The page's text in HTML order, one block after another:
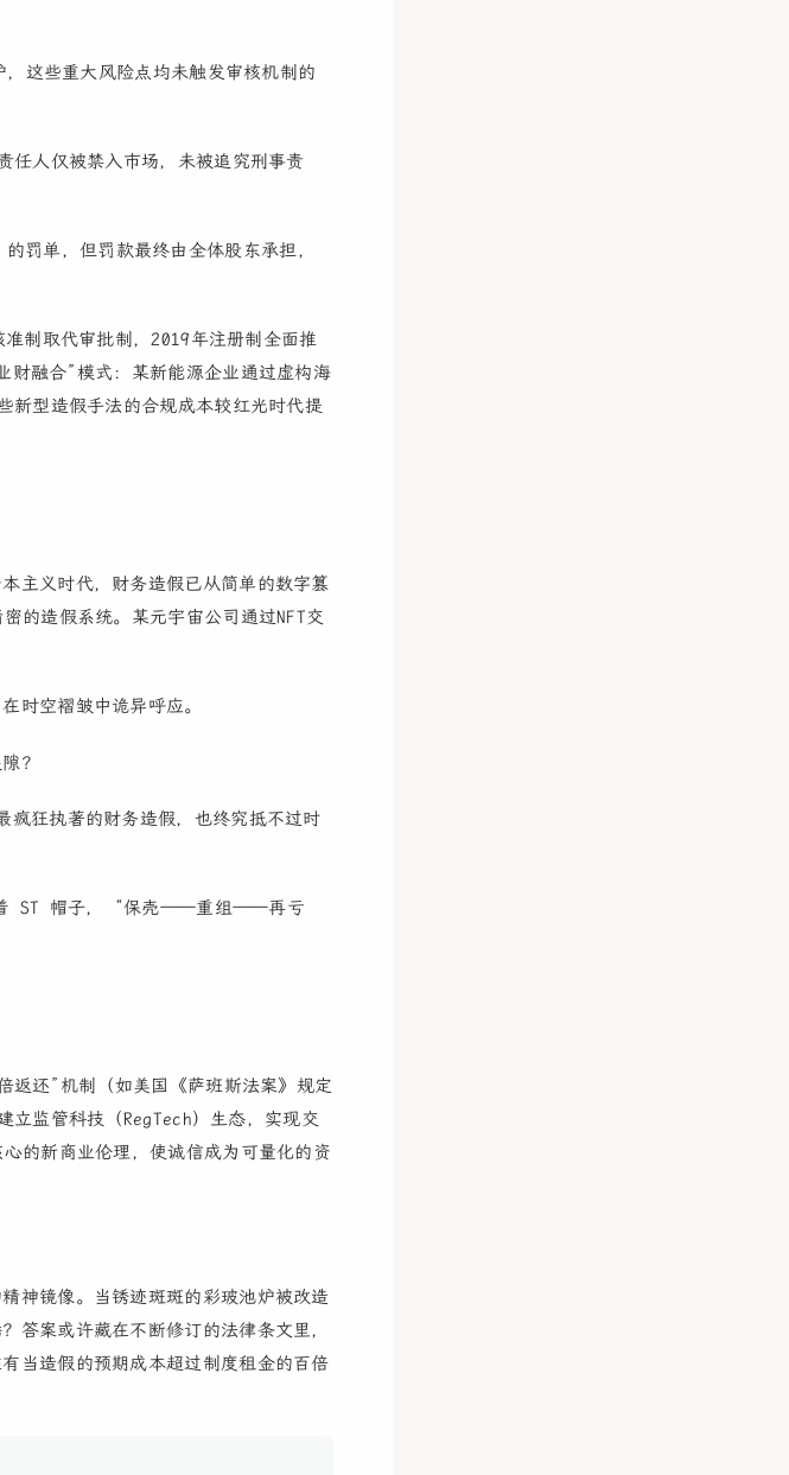
这些重大风险点均未触发审核机制的
任人仅被禁入市场，未被追究刑事责
单，但罚款最终由全体股东承担，
制取代审批制，2019年注册制全面推
财融合”模式：某新能源企业通过虚构海
新型造假手法的合规成本较红光时代提
主义时代，财务造假已从简单的数字篡
的造假系统。某元宇宙公司通过NFT交
时空褶皱中诡异呼应。
？
疯狂执著的财务造假，也终究抵不过时
着 ST 帽子， “保壳——重组——再亏
返还”机制（如美国《萨班斯法案》规定
立监管科技（RegTech）生态，实现交
的新商业伦理，使诚信成为可量化的资
神镜像。当锈迹斑斑的彩玻池炉被改造
答案或许藏在不断修订的法律条文里，
当造假的预期成本超过制度租金的百倍